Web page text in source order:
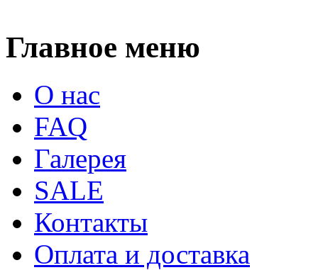
Главное меню
О нас
FAQ
Галерея
SALE
Контакты
Оплата и доставка